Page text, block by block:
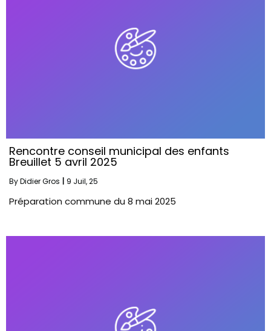
Rencontre conseil municipal des enfants
Breuillet 5 avril 2025
ByDidier Gros 9 Juil, 25
Préparation commune du 8 mai 2025